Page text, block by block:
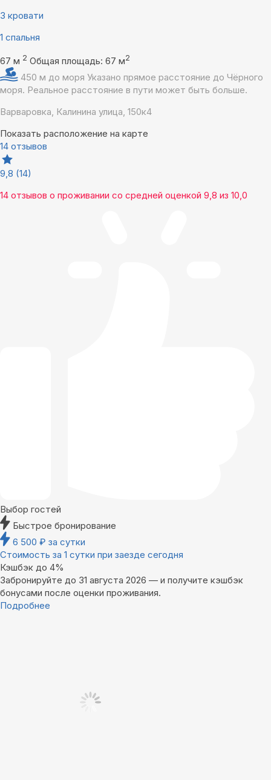
3 кровати
1 спальня
67 м 2 Общая площадь: 67 м2
450 м до моря Указано прямое расстояние до Чёрного
моря. Реальное расстояние в пути может быть больше.
Варваровка, Калинина улица, 150к4
Показать расположение на карте
14 отзывов
9,8 (14)
14 отзывов о проживании со средней оценкой 9,8 из 10,0
Выбор гостей
Быстрое бронирование
6 500 ₽ за сутки
Стоимость за 1 сутки при заезде сегодня
Кэшбэк до 4%
Забронируйте до 31 августа 2026 — и получите кэшбэк
бонусами после оценки проживания.
Подробнее